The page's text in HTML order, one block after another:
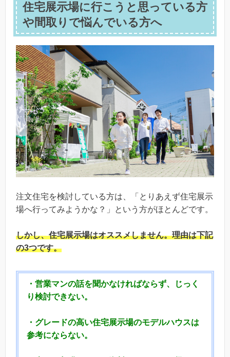
住宅展示場に行こうと思っている方
や間取りで悩んでいる方へ
注文住宅を検討している方は、「とりあえず住宅展示
場へ行ってみようかな？」という方がほとんどです。
しかし、住宅展示場はオススメしません。理由は下記
の3つです。
・営業マンの話を聞かなければならず、じっく
り検討できない。
・グレードの高い住宅展示場のモデルハウスは
参考にならない。